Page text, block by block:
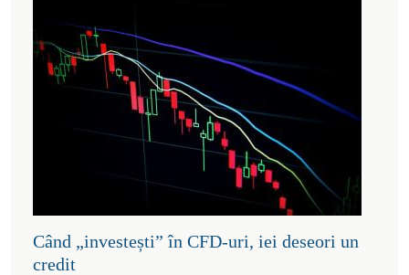
Când „investești” în CFD-uri, iei deseori un
credit